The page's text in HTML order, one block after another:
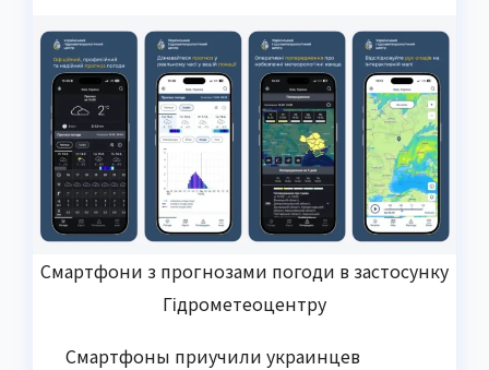
Смартфони з прогнозами погоди в застосунку
Гідрометеоцентру
Смартфоны приучили украинцев